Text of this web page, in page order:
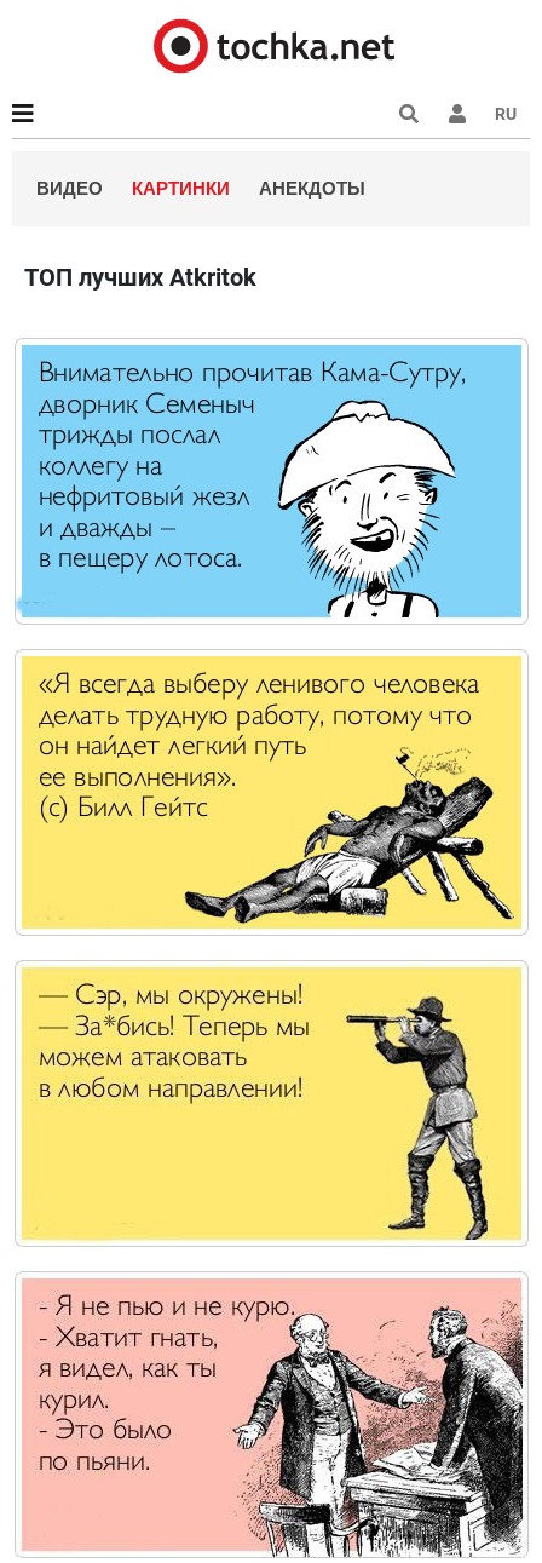
RU
ВИДЕО КАРТИНКИ АНЕКДОТЫ
ТОП лучших Atkritok